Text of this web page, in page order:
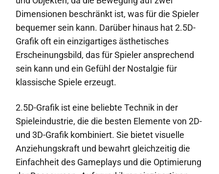
Dimensionen beschränkt ist, was für die Spieler
bequemer sein kann. Darüber hinaus hat 2.5D-
Grafik oft ein einzigartiges ästhetisches
Erscheinungsbild, das für Spieler ansprechend
sein kann und ein Gefühl der Nostalgie für
klassische Spiele erzeugt.
2.5D-Grafik ist eine beliebte Technik in der
Spieleindustrie, die die besten Elemente von 2D-
und 3D-Grafik kombiniert. Sie bietet visuelle
Anziehungskraft und bewahrt gleichzeitig die
Einfachheit des Gameplays und die Optimierung